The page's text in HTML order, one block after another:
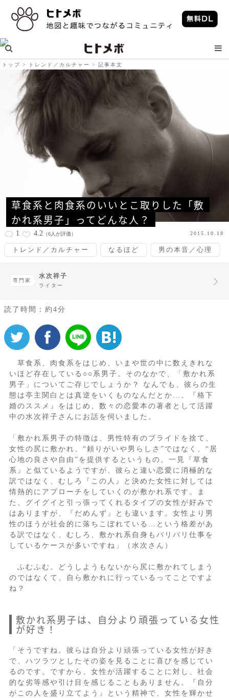
トップ トレンド／カルチャー 記事本文
草食系と肉食系のいいとこ取りした「敷
かれ系男子」ってどんな人？
1 4.2 （6人が評価） 2015.10.18
トレンド／カルチャー なるほど 男の本音／心理
専門家
水次祥子
ライター
読了時間：約4分
草食系、肉食系をはじめ、いまや世の中に数えきれな
いほど存在している○○系男子。そのなかで、「敷かれ系
男子」についてご存じでしょうか？ なんでも、彼らの生
態は亭主関白とは真逆をいくものなんだとか…。『格下
婚のススメ』をはじめ、数々の恋愛本の著者として活躍
中の水次祥子さんにお話を伺いました。
「敷かれ系男子の特徴は、男性特有のプライドを捨て、
女性の尻に敷かれ、“頼りがいや男らしさ”ではなく、“居
心地の良さや自由”を提供するというもの。一見『草食
系』と似ているようですが、彼らと違い恋愛に消極的な
訳ではなく、むしろ『この人』と決めた女性に対しては
情熱的にアプローチをしていくのが敷かれ系です。ま
た、グイグイと引っ張ってくれるタイプの女性が好みで
はありますが、『だめんず』とも違います。女性より男
性のほうが社会的に落ちこぼれている…という格差があ
る訳ではなく、むしろ、敷かれ系自身もバリバリ仕事を
しているケースが多いですね」（水次さん）
ふむふむ。どうしようもないから尻に敷かれてしまう
のではなくて、自ら敷かれに行っているってことですよ
ね？
敷かれ系男子は、自分より頑張っている女性
が好き！
「そうですね。彼らは自分より頑張っている女性が好き
で、ハツラツとしたその姿を見ることに喜びを感じてい
るのです。ですから、女性が活躍することに対し、社会
的な劣等感や引け目を感じることもありません。『自分
がこの人を盛り立てよう』という精神で、女性を輝かせ